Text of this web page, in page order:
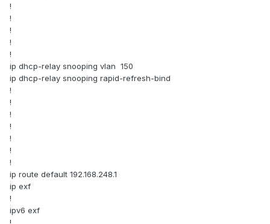
!
!
!
!
!
ip dhcp-relay snooping vlan 150
ip dhcp-relay snooping rapid-refresh-bind
!
!
!
!
!
!
!
ip route default 192.168.248.1
ip exf
!
ipv6 exf